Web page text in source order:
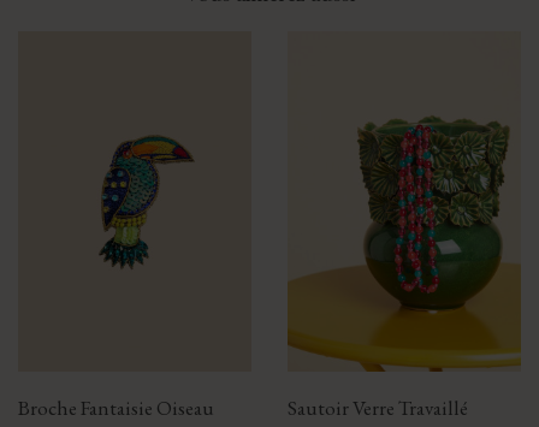
Broche Fantaisie Oiseau Sautoir Verre Travaillé